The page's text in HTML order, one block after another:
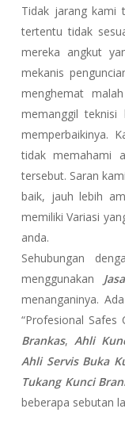
Tidak jarang kami
tertentu tidak
mereka angkut
mekanis
menghemat
memanggil
memperbaikinya.
tidak memahami
tersebut. Saran
baik, jauh lebih
memiliki Variasi
anda.
Sehubungan
menggunakan
menanganinya.
“Profesional Safes
Brankas, Ahli
Ahli Servis Buka
Tukang Kunci
beberapa sebutan